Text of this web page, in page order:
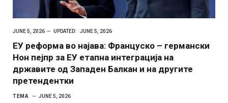
JUNE 5, 2026 UPDATED: JUNE 5, 2026
ЕУ реформа во најава: Француско – германски
Нон пејпр за ЕУ етапна интеграција на
државите од Западен Балкан и на другите
претендентки
ТЕМА JUNE 5, 2026